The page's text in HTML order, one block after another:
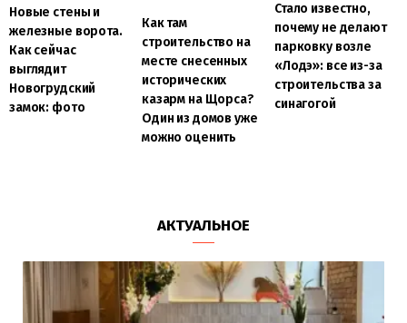
Новые стены и
железные ворота.
Как сейчас
выглядит
Новогрудский
замок: фото
Как там
строительство на
месте снесенных
исторических
казарм на Щорса?
Один из домов уже
можно оценить
Стало известно,
почему не делают
парковку возле
«Лодэ»: все из-за
строительства за
синагогой
АКТУАЛЬНОЕ